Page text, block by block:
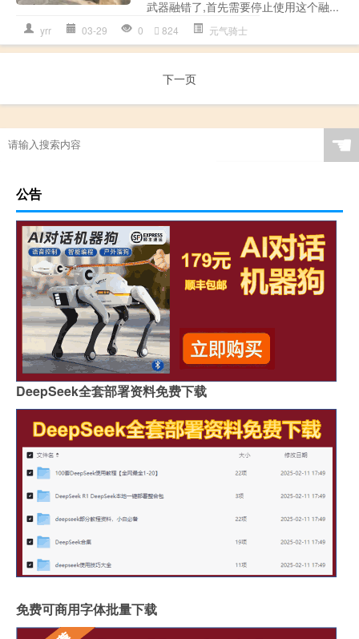
武器融错了,首先需要停止使用这个融...
yrr 03-29 0 824 元气骑士
下一页
☚
公告
DeepSeek全套部署资料免费下载
免费可商用字体批量下载